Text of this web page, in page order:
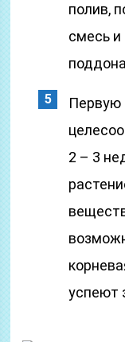
полив,
смесь
Первую
2 – 3
успеют